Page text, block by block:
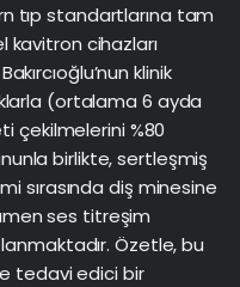
tıp standartlarına tam
cihazları
klinik
(ortalama 6 ayda
çekilmelerini %80
birlikte, sertleşmiş
sırasında diş minesine
ses titreşim
Özetle, bu
tedavi edici bir